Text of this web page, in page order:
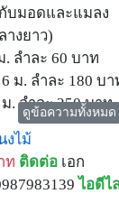
บมอดและแมลง
งยาว)
. ลำละ 60 บาท
ม. ลำละ 180 บา
. ลำละ 250 บาท
ารซ่อมยาก กว่าส
บถามหลังจากซื้อ
กใช้ไม้ไผ่สดคือ
จตลอด เพราะไ
ดูข้อความทั้งหมด
งไม้
ท ติดต่อ เอก
ไอดีไ